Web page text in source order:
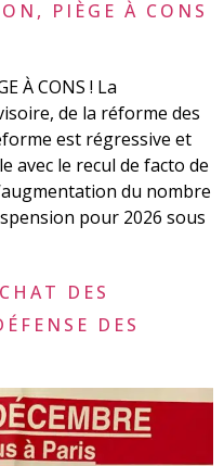
PIÈGE À CONS
À CONS ! La
de la réforme des
est régressive et
avec le recul de facto de
du nombre
pour 2026 sous
DES
DES